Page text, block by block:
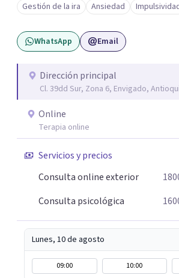
Gestión de la ira Ansiedad
WhatsApp Email
Dirección principal
Cl. 39dd Sur, Zona 6, Envigado,
Online
Terapia online
Servicios y precios
Consulta online exterior
Consulta psicológica
Lunes, 10 de agosto
09:00 10:00